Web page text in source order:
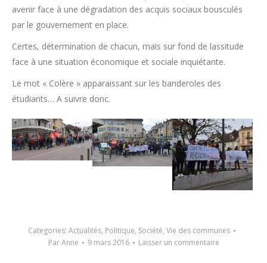
avenir face à une dégradation des acquis sociaux bousculés
par le gouvernement en place.
Certes, détermination de chacun, mais sur fond de lassitude
face à une situation économique et sociale inquiétante.
Le mot « Colère » apparaissant sur les banderoles des
étudiants… A suivre donc.
Categories: Actualités, Politique, Société, Vie des communes
ParAnne 9 mars 2016 Laisser un commentaire